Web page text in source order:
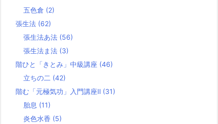
五色倉 (2)
張生法 (62)
張生法あ法 (56)
張生法ま法 (3)
階ひと「きとみ」中級講座 (46)
立ちの二 (42)
階む「元極気功」入門講座Ⅱ (31)
胎息 (11)
炎色水香 (5)